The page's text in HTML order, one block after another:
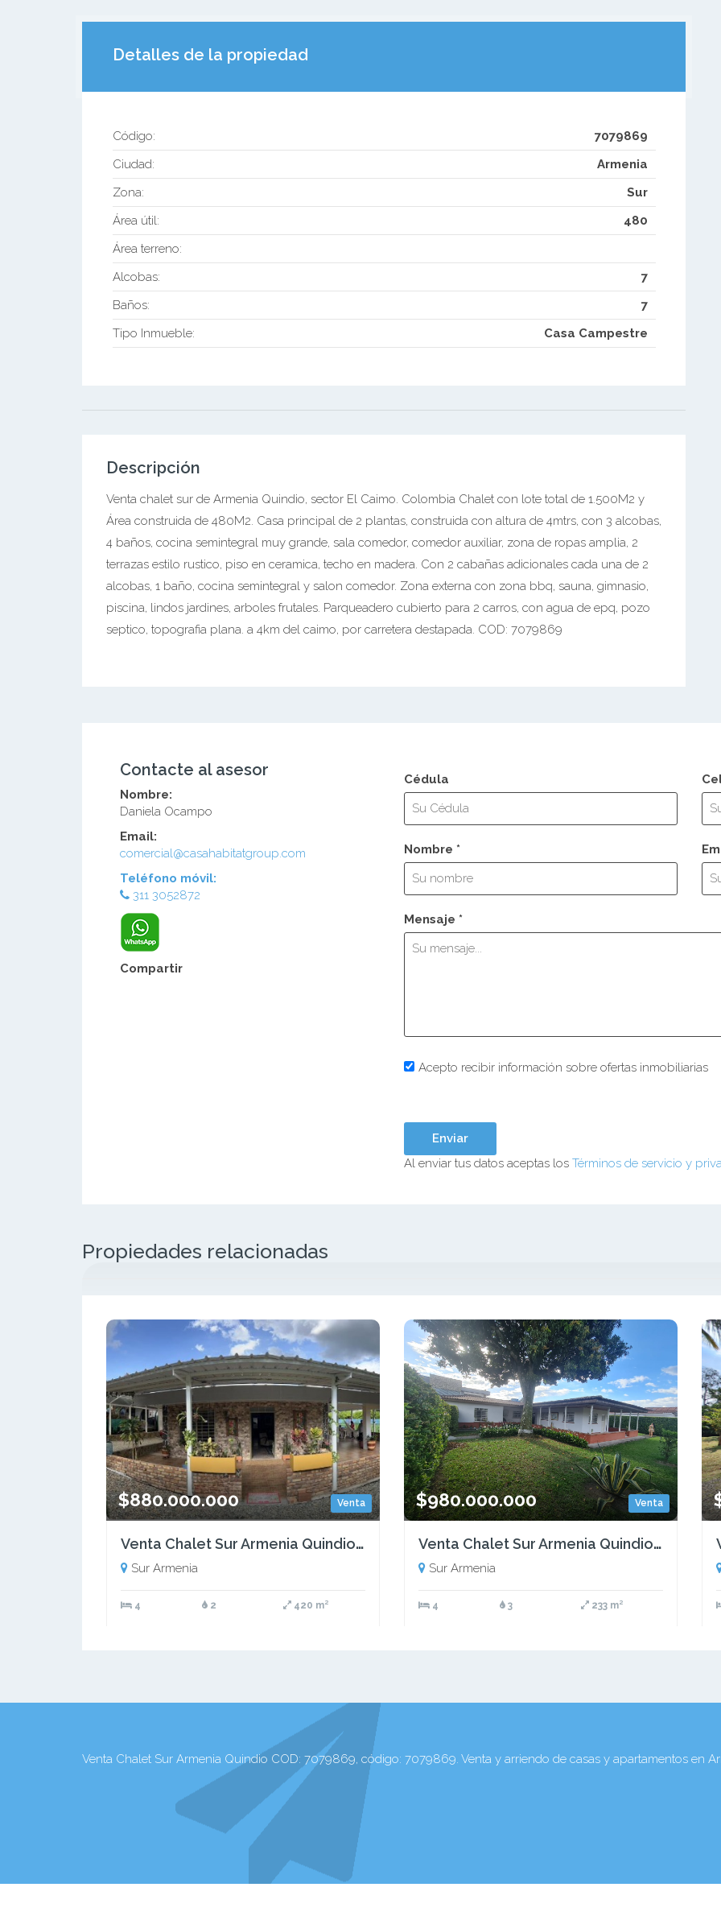
Detalles de la propiedad
Código:
7079869
Ciudad:
Armenia
Zona:
Sur
Área útil:
480
Área terreno:
Alcobas:
7
Baños:
7
Tipo Inmueble:
Casa Campestre
Descripción
Venta chalet sur de Armenia Quindio, sector El Caimo. Colombia Chalet con lote total de 1.500M2 y
Área construida de 480M2. Casa principal de 2 plantas, construida con altura de 4mtrs, con 3 alcobas,
4 baños, cocina semintegral muy grande, sala comedor, comedor auxiliar, zona de ropas amplia, 2
terrazas estilo rustico, piso en ceramica, techo en madera. Con 2 cabañas adicionales cada una de 2
alcobas, 1 baño, cocina semintegral y salon comedor. Zona externa con zona bbq, sauna, gimnasio,
piscina, lindos jardines, arboles frutales. Parqueadero cubierto para 2 carros, con agua de epq, pozo
septico, topografia plana. a 4km del caimo, por carretera destapada. COD: 7079869
Contacte al asesor
Nombre:
Daniela Ocampo
Email:
comercial@casahabitatgroup.com
Teléfono móvil:
311 3052872
Compartir
Cédula
Nombre *
Mensaje *
Acepto recibir información sobre ofertas inmobiliarias
Al enviar tus datos aceptas los Términos de servicio y
Propiedades relacionadas
Venta
$880.000.000
Venta Chalet Sur Armenia Quindio - (COL) COD: 9485273
Sur Armenia
4 2 420 m²
Venta
$980.000.000
Venta Chalet Sur Armenia Quindio COD: 6876211
Sur Armenia
4 3 233 m²
Venta Chalet Sur Armenia Quindio COD: 7079869, código: 7079869. Venta y arriendo de casas y apartamentos en